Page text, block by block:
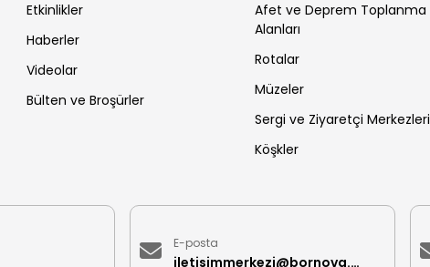
Etkinlikler
Haberler
Videolar
Bülten ve Broşürler
Afet ve Deprem Toplanma
Alanları
Rotalar
Müzeler
Sergi ve Ziyaretçi Merkezleri
Köşkler
E-posta
iletisimmerkezi@bornova.bel.tr